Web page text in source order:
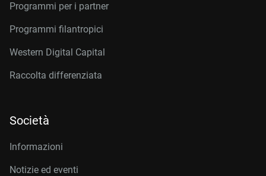
Programmi per i partner
Programmi filantropici
Western Digital Capital
Raccolta differenziata
Società
Informazioni
Notizie ed eventi